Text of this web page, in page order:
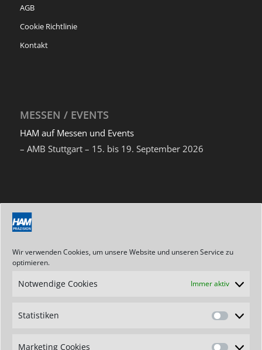
Wir verwenden Cookies, um unsere Website und unseren Service zu
optimieren.
Notwendige Cookies Immer aktiv
Statistiken
Marketing Cookies
AGB
Cookie Richtlinie
Kontakt
MESSEN / EVENTS
HAM auf Messen und Events
– AMB Stuttgart – 15. bis 19. September 2026
NEWSLETTER
Abonnieren Sie unseren Newsletter
Hartmetallwerkzeugfabrik
Stegwiesen 2